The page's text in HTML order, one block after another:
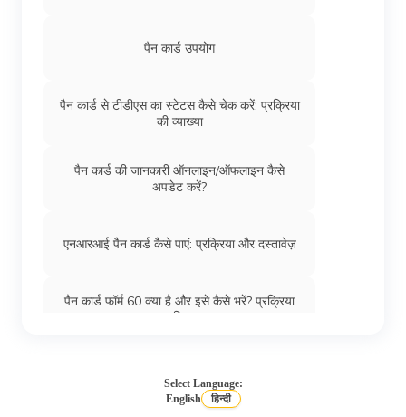
पैन कार्ड उपयोग
पैन कार्ड से टीडीएस का स्टेटस कैसे चेक करें: प्रक्रिया
की व्याख्या
पैन कार्ड की जानकारी ऑनलाइन/ऑफलाइन कैसे
अपडेट करें?
एनआरआई पैन कार्ड कैसे पाएं: प्रक्रिया और दस्तावेज़
पैन कार्ड फॉर्म 60 क्या है और इसे कैसे भरें? प्रक्रिया
का विवरण
Select Language:
English
हिन्दी